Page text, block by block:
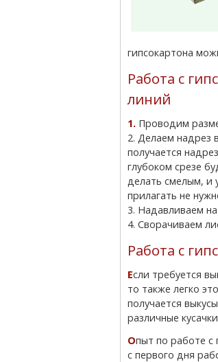
гипсокартона
Работа с
линий
1. Проводим
2. Делаем надрез
получается
глубоком срезе
делать смелым, и
прилагать не
3. Надавливаем
4. Сворачиваем
Работа с
Если требуется выполнить надрез специальной формы, под выступающие предметы,
то также легко
получается
различные
Опыт по работе с гипсокартоном приходит почти
с первого дня